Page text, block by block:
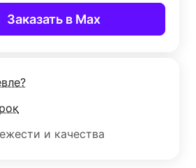
Заказать в Max
и качества